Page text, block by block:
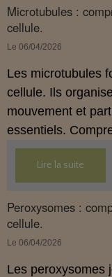
Microtubules :
cellule.
Le 06/04/2026
Les microtubules
cellule. Ils
mouvement et
essentiels.
saisir
cohérent.Lire la suite
Peroxysomes :
cellule.
Le 06/04/2026
Les peroxysomes